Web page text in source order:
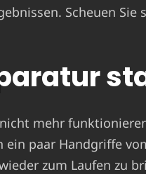
Scheuen
mehr
paar Handgriffe
zum Laufen zu